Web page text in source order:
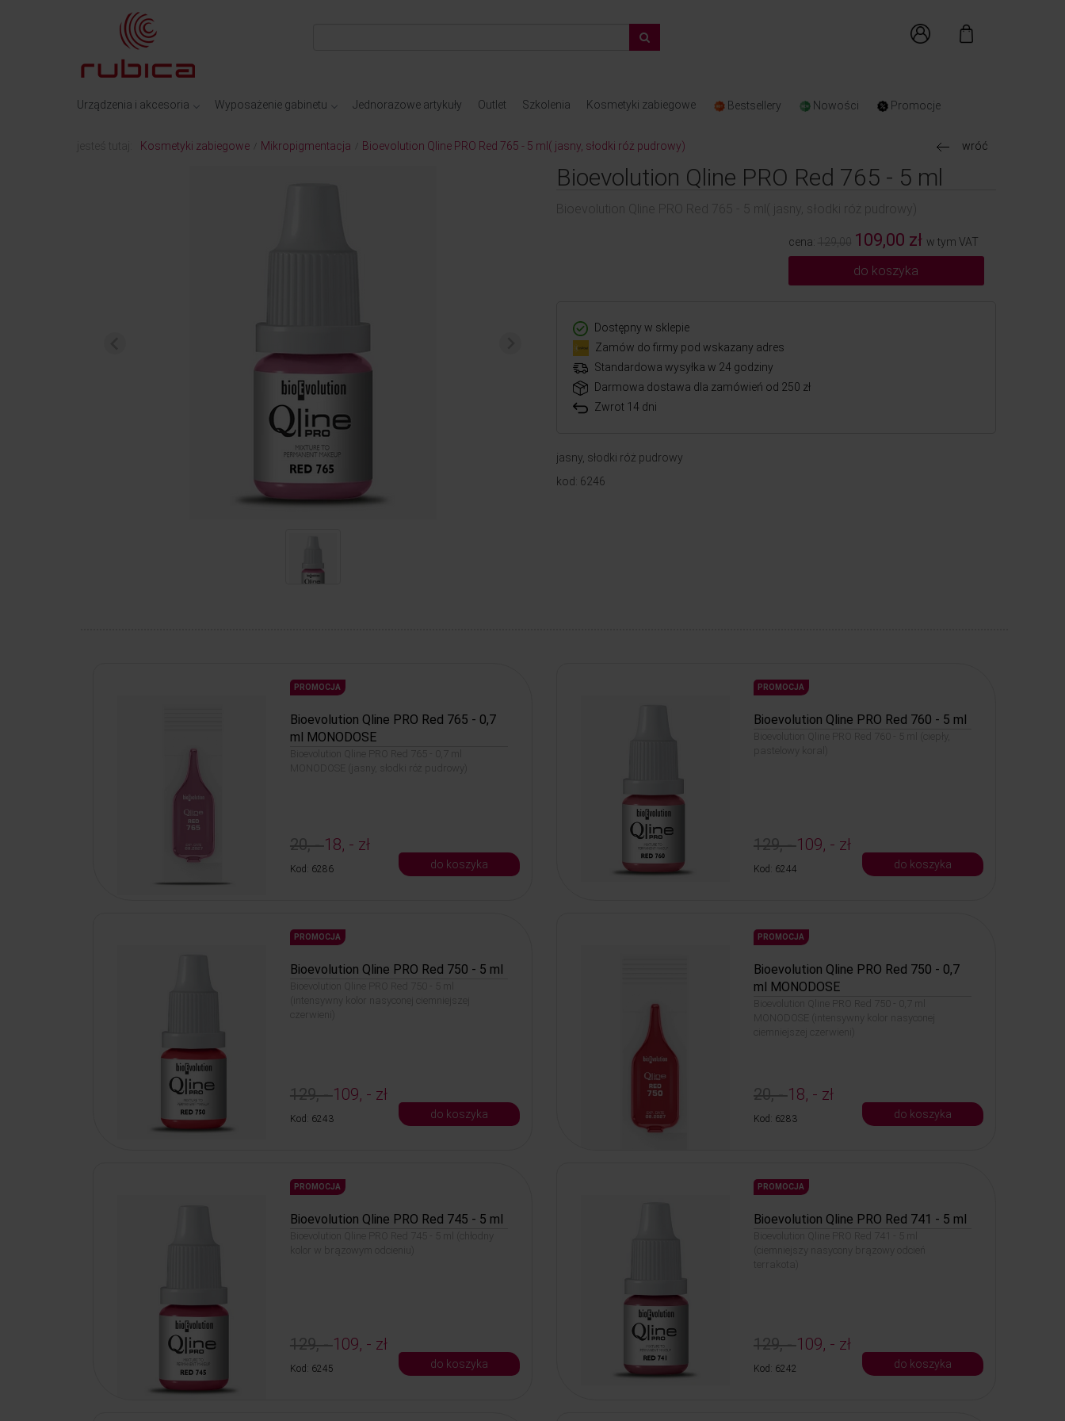
Urządzenia i akcesoria Wyposażenie gabinetu Jednorazowe artykuły Outlet Szkolenia Kosmetyki zabiegowe Bestsellery Nowości Promocje
jesteś tutaj: Kosmetyki zabiegowe Mikropigmentacja Bioevolution Qline PRO Red 765 - 5 ml( jasny, słodki róż pudrowy) wróć
Bioevolution Qline PRO Red 765 - 5 ml
Bioevolution Qline PRO Red 765 - 5 ml( jasny, słodki róż pudrowy)
cena: 129,00 109,00 zł w tym VAT
do koszyka
Dostępny w sklepie
Zamów do firmy pod wskazany adres
Standardowa wysyłka w 24 godziny
Darmowa dostawa dla zamówień od 250 zł
Zwrot 14 dni
jasny, słodki róż pudrowy
kod: 6246
PROMOCJA
Bioevolution Qline PRO Red 765 - 0,7
ml MONODOSE
Bioevolution Qline PRO Red 765 - 0,7 ml
MONODOSE (jasny, słodki róż pudrowy)
20, -18, - zł
Kod: 6286 do koszyka
PROMOCJA
Bioevolution Qline PRO Red 760 - 5 ml
Bioevolution Qline PRO Red 760 - 5 ml (ciepły,
pastelowy koral)
129, -109, - zł
Kod: 6244 do koszyka
PROMOCJA
Bioevolution Qline PRO Red 750 - 5 ml
Bioevolution Qline PRO Red 750 - 5 ml
(intensywny kolor nasyconej ciemniejszej
czerwieni)
129, -109, - zł
Kod: 6243 do koszyka
PROMOCJA
Bioevolution Qline PRO Red 750 - 0,7
ml MONODOSE
Bioevolution Qline PRO Red 750 - 0,7 ml
MONODOSE (intensywny kolor nasyconej
ciemniejszej czerwieni)
20, -18, - zł
Kod: 6283 do koszyka
PROMOCJA
Bioevolution Qline PRO Red 745 - 5 ml
Bioevolution Qline PRO Red 745 - 5 ml (chłodny
kolor w brązowym odcieniu)
129, -109, - zł
Kod: 6245 do koszyka
PROMOCJA
Bioevolution Qline PRO Red 741 - 5 ml
Bioevolution Qline PRO Red 741 - 5 ml
(ciemniejszy nasycony brązowy odcień
terrakota)
129, -109, - zł
Kod: 6242 do koszyka